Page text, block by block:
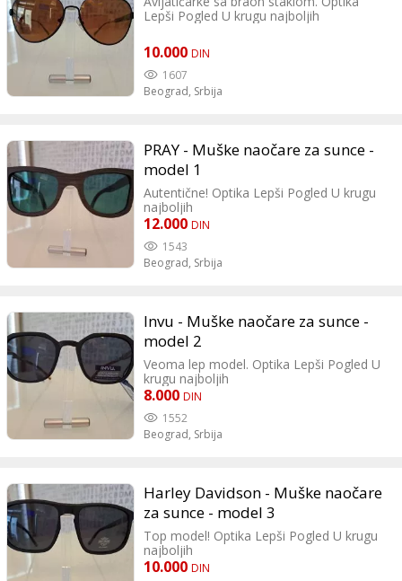
Lepši Pogled U krugu najboljih
10.000 DIN
1607
Beograd, Srbija
PRAY - Muške naočare za sunce -
model 1
Autentične! Optika Lepši Pogled U krugu
najboljih
12.000 DIN
1543
Beograd, Srbija
Invu - Muške naočare za sunce -
model 2
Veoma lep model. Optika Lepši Pogled U
krugu najboljih
8.000 DIN
1552
Beograd, Srbija
Harley Davidson - Muške naočare
za sunce - model 3
Top model! Optika Lepši Pogled U krugu
najboljih
10.000 DIN